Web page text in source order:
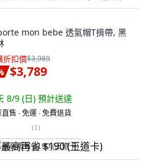
mon bebe 透氣帽T揹帶, 黑
折扣價$3,989
$3,789
8/9 (日) 預計送達
售 ∙ 免運 ∙ 免費退貨
(1)
最高再省 $190 (王道卡)